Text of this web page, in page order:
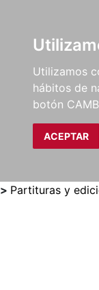
Utilizamos
hábitos de
botón
ACEPTAR
LIBROS
> Partituras y